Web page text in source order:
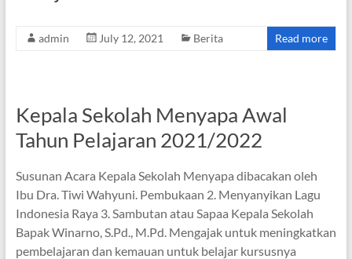
admin July 12, 2021 Berita Read more
Kepala Sekolah Menyapa Awal
Tahun Pelajaran 2021/2022
Susunan Acara Kepala Sekolah Menyapa dibacakan oleh
Ibu Dra. Tiwi Wahyuni. Pembukaan 2. Menyanyikan Lagu
Indonesia Raya 3. Sambutan atau Sapaa Kepala Sekolah
Bapak Winarno, S.Pd., M.Pd. Mengajak untuk meningkatkan
pembelajaran dan kemauan untuk belajar kursusnya